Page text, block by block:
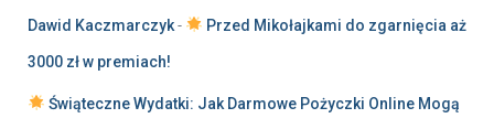
Dawid Kaczmarczyk- Przed Mikołajkami do zgarnięcia aż
3000 zł w premiach!
Świąteczne Wydatki: Jak Darmowe Pożyczki Online Mogą